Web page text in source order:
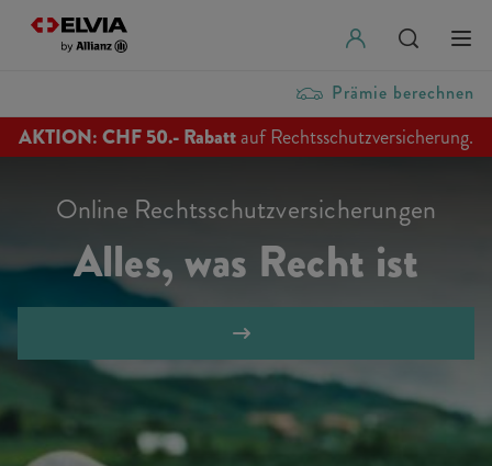
Prämie berechnen
AKTION: CHF 50.- Rabattauf Rechtsschutzversicherung.
Online Rechtsschutzversicherungen
Alles, was Recht ist